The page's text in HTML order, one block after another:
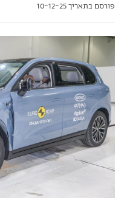
פורסם בתאריך 10-12-25